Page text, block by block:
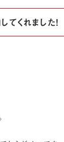
くれました！